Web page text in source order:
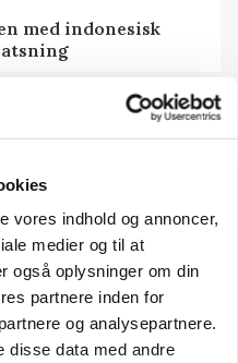
vores indhold og annoncer,
medier og til at
også oplysninger om din
partnere inden for
og analysepartnere.
disse data med andre
med indonesisk